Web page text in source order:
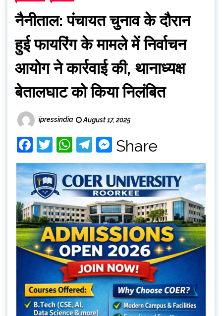
नैनीताल: पंचायत चुनाव के दौरान
हुई फायरिंग के मामले में निर्वाचन
आयोग ने कार्रवाई की, थानाध्यक्ष
बेतालघाट को किया निलंबित
ipressindia August 17, 2025
Facebook
Twitter
WhatsApp
Telegram
Messenger
Share